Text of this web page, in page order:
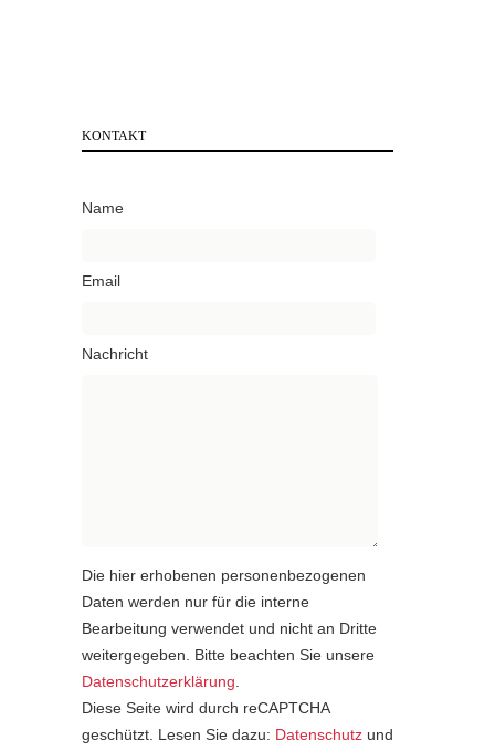
KONTAKT
Name
Email
Nachricht
Die hier erhobenen personenbezogenen
Daten werden nur für die interne
Bearbeitung verwendet und nicht an Dritte
weitergegeben. Bitte beachten Sie unsere
Datenschutzerklärung
Diese Seite wird durch reCAPTCHA
geschützt. Lesen Sie dazu: Datenschutz und